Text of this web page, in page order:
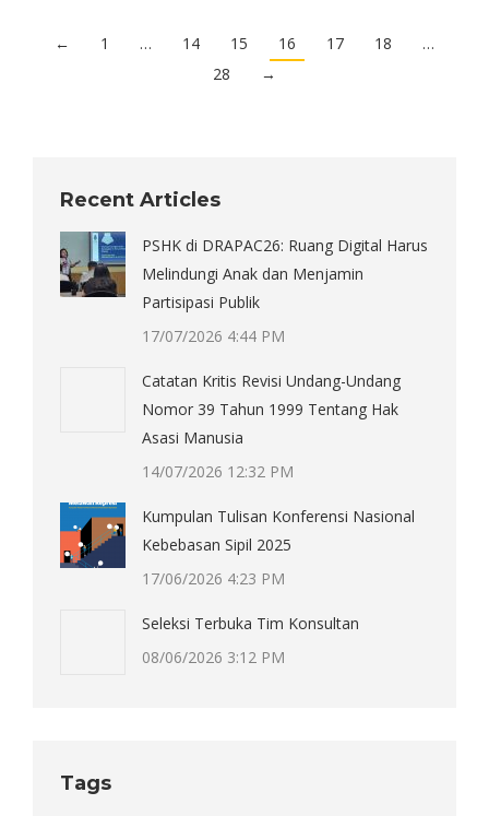
← 1 … 14 15 16 17 18
…
28
→
Recent Articles
PSHK di DRAPAC26: Ruang Digital Harus
Melindungi Anak dan Menjamin
Partisipasi Publik
17/07/2026 4:44 PM
Catatan Kritis Revisi Undang-Undang
Nomor 39 Tahun 1999 Tentang Hak
Asasi Manusia
14/07/2026 12:32 PM
Kumpulan Tulisan Konferensi Nasional
Kebebasan Sipil 2025
17/06/2026 4:23 PM
Seleksi Terbuka Tim Konsultan
08/06/2026 3:12 PM
Tags